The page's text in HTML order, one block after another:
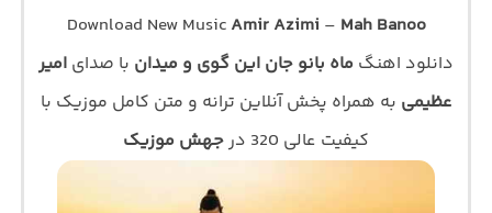
Download New Music Amir Azimi – Mah Banoo
دانلود اهنگ ماه بانو جان این گوی و میدان با صدای امیر
عظیمی به همراه پخش آنلاین ترانه و متن کامل موزیک با
کیفیت عالی 320 در
جهش موزیک